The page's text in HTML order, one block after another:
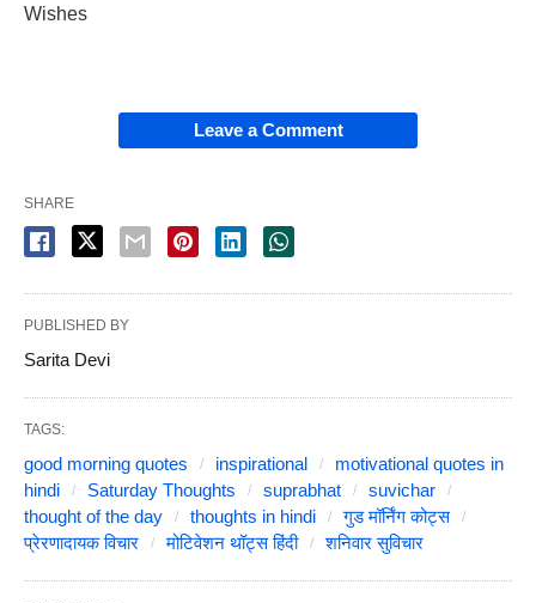
Wishes
Leave a Comment
SHARE
PUBLISHED BY
Sarita Devi
TAGS:
good morning quotes inspirational
motivational quotes in
hindi
Saturday Thoughts suprabhat
suvichar
thought of the day
thoughts in hindi
गुड मॉर्निंग कोट्स
प्रेरणादायक विचार
मोटिवेशन थॉट्स हिंदी शनिवार सुविचार